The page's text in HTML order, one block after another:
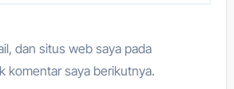
dan situs web saya pada
komentar saya berikutnya.